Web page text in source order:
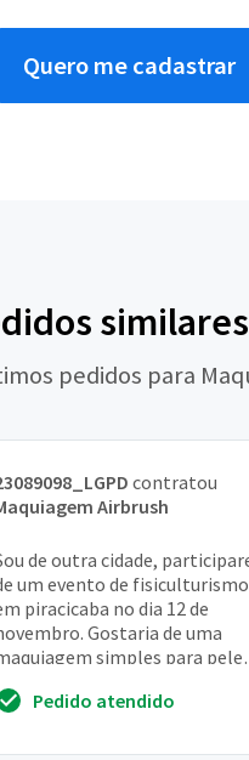
Quero me cadastrar
pedidos para
contratou
Airbrush
de outra cidade,
um evento de fisiculturismo
piracicaba no dia 12 de
Gostaria de uma
simples para pele
Pedido atendido